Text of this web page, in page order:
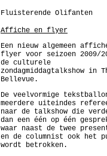
Fluisterende Olifanten
Affiche en flyer
Een nieuw algemeen
flyer voor seizoen 2009/
de culturele
zondagmiddagtalkshow in
Bellevue.
De veelvormige
meerdere uiteindes
naar de talkshow die
dan een één op één
waar naast de twee
en de columnist ook het
wordt betrokken.